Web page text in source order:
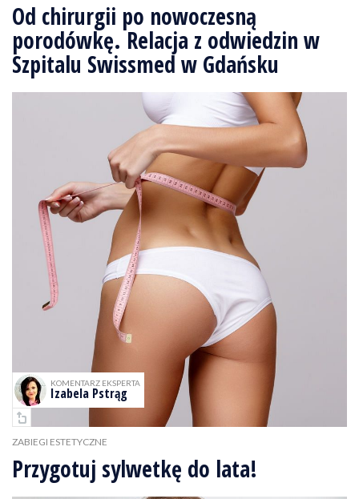
Od chirurgii po nowoczesną
porodówkę. Relacja z odwiedzin w
Szpitalu Swissmed w Gdańsku
KOMENTARZ EKSPERTA
Izabela Pstrąg
ZABIEGI ESTETYCZNE
Przygotuj sylwetkę do lata!